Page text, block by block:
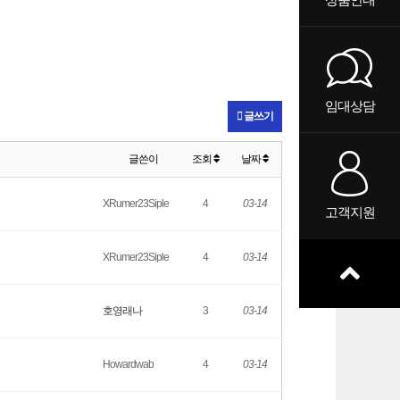
임대상담
고객지원
글쓰기
글쓴이 조회 날짜
XRumer23Siple 4 03-14
XRumer23Siple 4 03-14
호영래나 3 03-14
Howardwab 4 03-14